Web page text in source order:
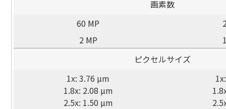
画素数
60 MP
2 MP
ピクセルサイズ
1x: 3.76 µm
1.8x: 2.08 µm
2.5x: 1.50 µm